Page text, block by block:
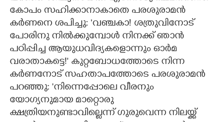
കോപം സഹിക്കാനാകാതെ പരശുരാമൻ
കർണനെ ശപിച്ചു: 'വഞ്ചകാ! ശത്രുവിനോട്
പോരിനു നിൽക്കുമ്പോൾ നിനക്ക് ഞാൻ
പഠിപ്പിച്ച ആയുധവിദ്യകളൊന്നും ഓർമ
വരാതാകട്ടെ!" കുറ്റബോധത്തോടെ നിന്ന
കർണനോട് സഹതാപത്തോടെ പരശുരാമൻ
പറഞ്ഞു: 'നിന്നെപ്പോലെ വീരനും
യോഗ്യനുമായ മാറ്റൊരു
ക്ഷത്രിയനുണ്ടാവില്ലെന്ന് ഗുരുവെന്ന നിലയ്ക്ക്